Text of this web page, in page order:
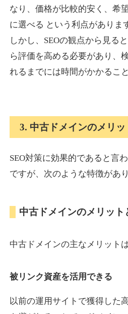
ジャンルその他
DA37 外部リンク数653 ド
DA37 外部リンク数629 ド
10,800円 入札 0件
外部リンク数 446
なり、価格が比較的安く、希
に選べる という利点がありま
しかし、SEOの観点から見る
ら評価を高める必要があり、
れるまでには時間がかかるこ
3. 中古ドメインのメリ
SEO対策に効果的であると言
ですが、次のような特徴があり
中古ドメインのメリット
中古ドメインの主なメリット
被リンク資産を活用できる
以前の運用サイトで獲得した